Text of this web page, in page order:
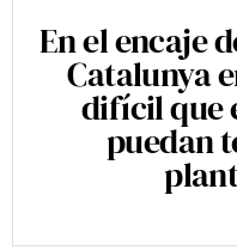
En el encaje
Catalunya
difícil que
puedan